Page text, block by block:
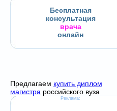
Бесплатная
консультация
врача
онлайн
Предлагаем купить диплом
магистра российского вуза
Реклама: